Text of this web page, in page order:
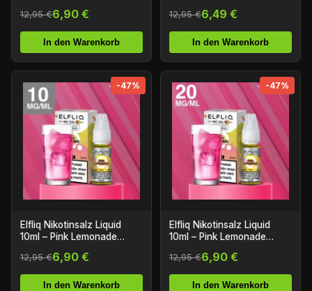
12,95 €6,90 €
In den Warenkorb
12,95 €6,49 €
In den Warenkorb
-47%
Elfliq Nikotinsalz Liquid
10ml – Pink Lemonade
12,95 €6,90 €
In den Warenkorb
-47%
Elfliq Nikotinsalz Liquid
10ml – Pink Lemonade
12,95 €6,90 €
In den Warenkorb